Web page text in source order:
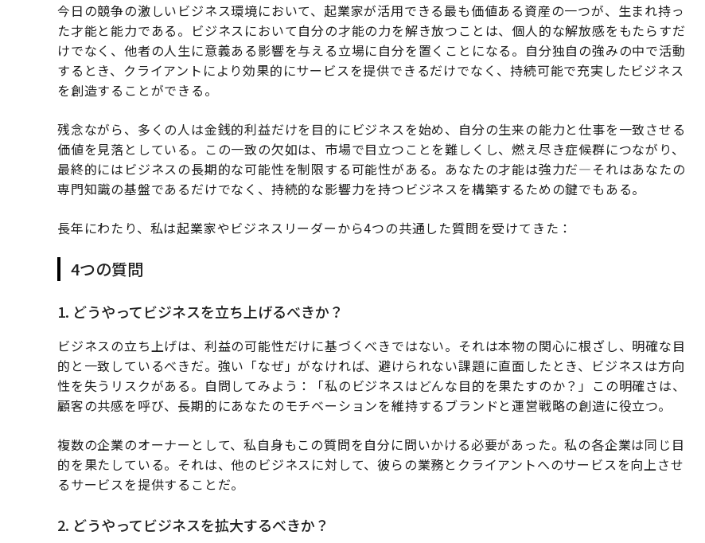
今日の競争の激しいビジネス環境において、起業家が活用できる最も価値ある資産の一つが、生まれ持っ
た才能と能力である。ビジネスにおいて自分の才能の力を解き放つことは、個人的な解放感をもたらすだ
けでなく、他者の人生に意義ある影響を与える立場に自分を置くことになる。自分独自の強みの中で活動
するとき、クライアントにより効果的にサービスを提供できるだけでなく、持続可能で充実したビジネス
を創造することができる。
残念ながら、多くの人は金銭的利益だけを目的にビジネスを始め、自分の生来の能力と仕事を一致させる
価値を見落としている。この一致の欠如は、市場で目立つことを難しくし、燃え尽き症候群につながり、
最終的にはビジネスの長期的な可能性を制限する可能性がある。あなたの才能は強力だ—それはあなたの
専門知識の基盤であるだけでなく、持続的な影響力を持つビジネスを構築するための鍵でもある。
長年にわたり、私は起業家やビジネスリーダーから4つの共通した質問を受けてきた：
4つの質問
1. どうやってビジネスを立ち上げるべきか？
ビジネスの立ち上げは、利益の可能性だけに基づくべきではない。それは本物の関心に根ざし、明確な目
的と一致しているべきだ。強い「なぜ」がなければ、避けられない課題に直面したとき、ビジネスは方向
性を失うリスクがある。自問してみよう：「私のビジネスはどんな目的を果たすのか？」この明確さは、
顧客の共感を呼び、長期的にあなたのモチベーションを維持するブランドと運営戦略の創造に役立つ。
複数の企業のオーナーとして、私自身もこの質問を自分に問いかける必要があった。私の各企業は同じ目
的を果たしている。それは、他のビジネスに対して、彼らの業務とクライアントへのサービスを向上させ
るサービスを提供することだ。
2. どうやってビジネスを拡大するべきか？